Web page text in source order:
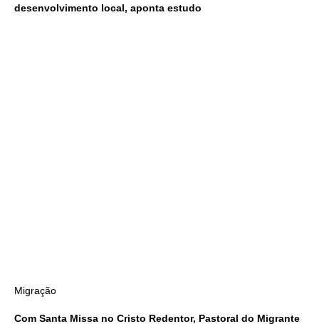
desenvolvimento local, aponta estudo
Migração
Com Santa Missa no Cristo Redentor, Pastoral do Migrante